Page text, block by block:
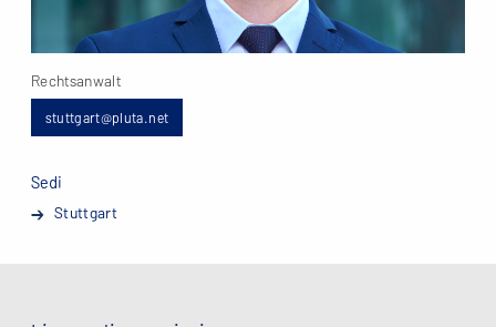
Rechtsanwalt
stuttgart@pluta.net
Sedi
Stuttgart